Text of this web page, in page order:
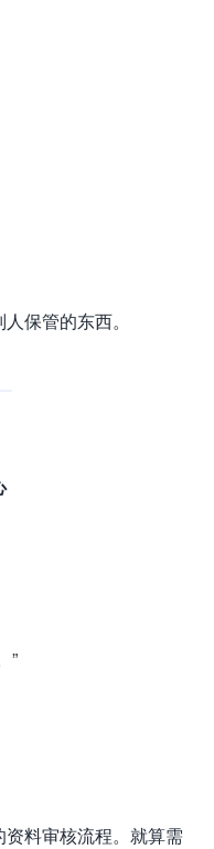
保管的东西。
”
料审核流程。就算需